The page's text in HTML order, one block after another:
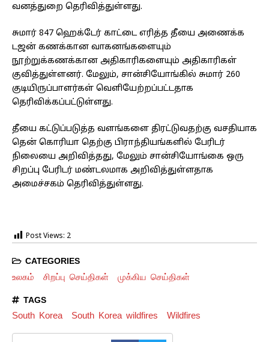
வனத்துறை தெரிவித்துள்ளது.
சுமார் 847 ஹெக்டேர் காட்டை எரித்த தீயை அணைக்க
டஜன் கணக்கான வாகனங்களையும்
நூற்றுக்கணக்கான அதிகாரிகளையும் அதிகாரிகள்
குவித்துள்ளனர். மேலும், சான்சியோங்கில் சுமார் 260
குடியிருப்பாளர்கள் வெளியேற்றப்பட்டதாக
தெரிவிக்கப்பட்டுள்ளது.
தீயை கட்டுப்படுத்த வளங்களை திரட்டுவதற்கு வசதியாக
தென் கொரியா தெற்கு பிராந்தியங்களில் பேரிடர்
நிலையை அறிவித்தது, மேலும் சான்சியோங்கை ஒரு
சிறப்பு பேரிடர் மண்டலமாக அறிவித்துள்ளதாக
அமைச்சகம் தெரிவித்துள்ளது.
Post Views: 2
CATEGORIES
உலகம் சிறப்பு செய்திகள் முக்கிய செய்திகள்
TAGS
South Korea South Korea wildfires Wildfires